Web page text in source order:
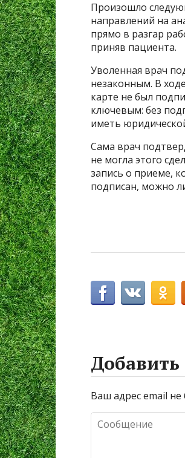
Произошло
направлений на
прямо в разгар
приняв пациента.
Уволенная врач
незаконным. В
карте не был
ключевым: без
иметь
Сама врач
не могла этого
запись о приеме,
подписан, можно
Ваш адрес email не